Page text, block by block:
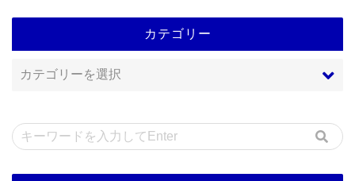
カテゴリー